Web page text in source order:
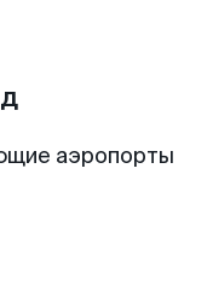
аэропорты